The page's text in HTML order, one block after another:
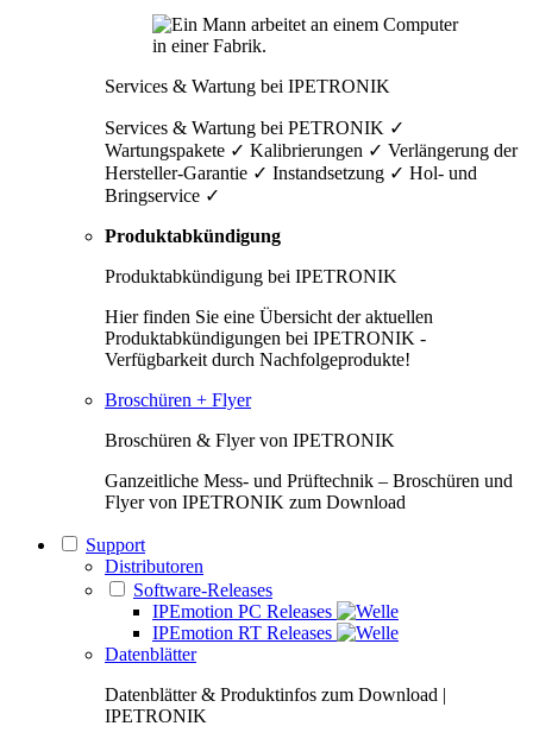
Services & Wartung bei IPETRONIK
Services & Wartung bei PETRONIK ✓
Wartungspakete ✓ Kalibrierungen ✓ Verlängerung der
Hersteller-Garantie ✓ Instandsetzung ✓ Hol- und
Bringservice ✓
Produktabkündigung
Produktabkündigung bei IPETRONIK
Hier finden Sie eine Übersicht der aktuellen
Produktabkündigungen bei IPETRONIK -
Verfügbarkeit durch Nachfolgeprodukte!
Broschüren + Flyer
Broschüren & Flyer von IPETRONIK
Ganzeitliche Mess- und Prüftechnik – Broschüren und
Flyer von IPETRONIK zum Download
Support
Distributoren
Software-Releases
IPEmotion PC Releases
IPEmotion RT Releases
Datenblätter
Datenblätter & Produktinfos zum Download |
IPETRONIK